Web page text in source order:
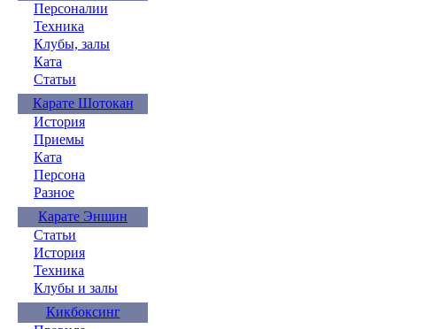
Персоналии
Техника
Клубы, залы
Ката
Статьи
Карате Шотокан
История
Приемы
Ката
Персона
Разное
Карате Эншин
Статьи
История
Техника
Клубы и залы
Кикбоксинг